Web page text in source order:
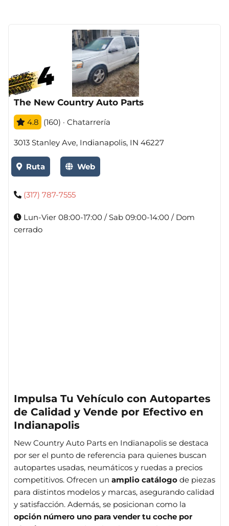
The New Country Auto Parts
4.8 (160) · Chatarrería
3013 Stanley Ave, Indianapolis, IN 46227
Ruta Web
(317) 787-7555
Lun-Vier 08:00-17:00 / Sab 09:00-14:00 / Dom
cerrado
Impulsa Tu Vehículo con Autopartes
de Calidad y Vende por Efectivo en
Indianapolis
New Country Auto Parts en Indianapolis se destaca
por ser el punto de referencia para quienes buscan
autopartes usadas, neumáticos y ruedas a precios
competitivos. Ofrecen un amplio catálogo de piezas
para distintos modelos y marcas, asegurando calidad
y satisfacción. Además, se posicionan como la
opción número uno para vender tu coche por